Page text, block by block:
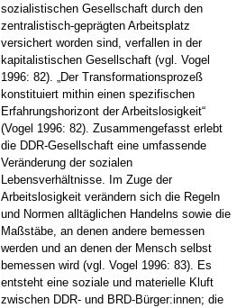
sozialistischen Gesellschaft durch den
zentralistisch-geprägten Arbeitsplatz
versichert worden sind, verfallen in der
kapitalistischen Gesellschaft (vgl. Vogel
1996: 82). „Der Transformationsprozeß
konstituiert mithin einen spezifischen
Erfahrungshorizont der Arbeitslosigkeit“
(Vogel 1996: 82). Zusammengefasst erlebt
die DDR-Gesellschaft eine umfassende
Veränderung der sozialen
Lebensverhältnisse. Im Zuge der
Arbeitslosigkeit verändern sich die Regeln
und Normen alltäglichen Handelns sowie die
Maßstäbe, an denen andere bemessen
werden und an denen der Mensch selbst
bemessen wird (vgl. Vogel 1996: 83). Es
entsteht eine soziale und materielle Kluft
zwischen DDR- und BRD-Bürger:innen; die